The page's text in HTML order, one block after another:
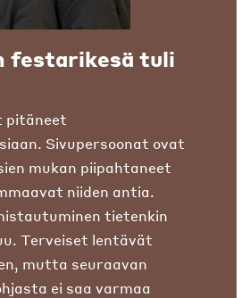
festarikesä tuli
pitäneet
Sivupersoonat ovat
mukan piipahtaneet
niiden antia.
tietenkin
Terveiset lentävät
mutta seuraavan
ei saa varmaa